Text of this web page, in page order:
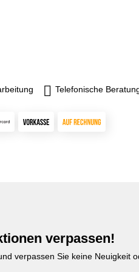
Telefonische
verpassen!
verpassen Sie keine Neuigkeit